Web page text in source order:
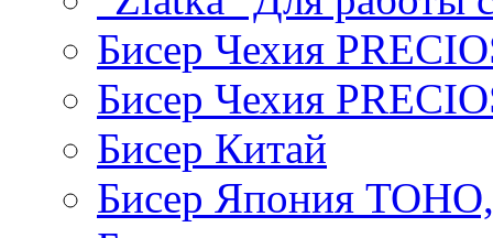
Бисер Чехия
Бисер Чехия
Бисер Китай
Бисер Япония